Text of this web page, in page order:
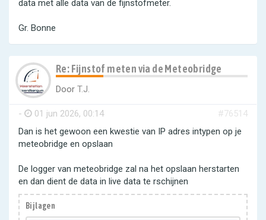
data met alle data van de fijnstofmeter.
Gr. Bonne
Re: Fijnstof meten via de Meteobridge
Door T.J.
- 01 jun 2026, 00:14
#76514
Dan is het gewoon een kwestie van IP adres intypen op je
meteobridge en opslaan
De logger van meteobridge zal na het opslaan herstarten
en dan dient de data in live data te rschijnen
Bijlagen